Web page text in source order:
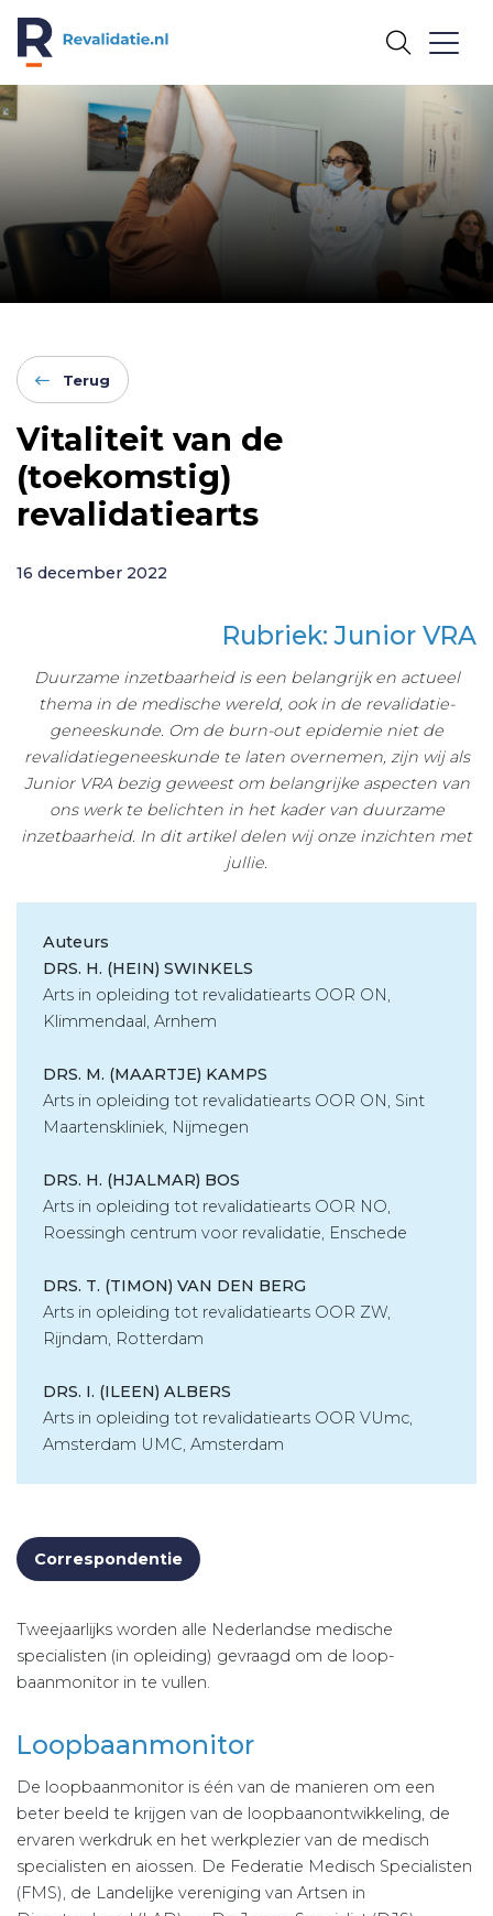
REVALIDATIE.NL
Terug
Vitaliteit van de
(toekomstig)
revalidatiearts
16 december 2022
Rubriek: Junior VRA
Duurzame inzetbaarheid is een belangrijk en actueel
thema in de medische wereld, ook in de revalidatie­
geneeskunde. Om de burn-out epidemie niet de
revalidatiegeneeskunde te laten overnemen, zijn wij als
Junior VRA bezig geweest om belangrijke aspecten van
ons werk te belichten in het kader van duurzame
inzetbaarheid. In dit artikel delen wij onze inzichten met
jullie.
Auteurs
DRS. H. (HEIN) SWINKELS
Arts in opleiding tot revalidatiearts OOR ON,
Klimmendaal, Arnhem
DRS. M. (MAARTJE) KAMPS
Arts in opleiding tot revalidatiearts OOR ON, Sint
Maartenskliniek, Nijmegen
DRS. H. (HJALMAR) BOS
Arts in opleiding tot revalidatiearts OOR NO,
Roessingh centrum voor revalidatie, Enschede
DRS. T. (TIMON) VAN DEN BERG
Arts in opleiding tot revalidatiearts OOR ZW,
Rijndam, Rotterdam
DRS. I. (ILEEN) ALBERS
Arts in opleiding tot revalidatiearts OOR VUmc,
Amsterdam UMC, Amsterdam
Correspondentie
Tweejaarlijks worden alle Nederlandse medische
specialisten (in opleiding) gevraagd om de loop­
baanmonitor in te vullen.
Loopbaanmonitor
De loopbaanmonitor is één van de manieren om een
beter beeld te krijgen van de loopbaanontwikkeling, de
ervaren werkdruk en het werkplezier van de medisch
specialisten en aiossen. De Federatie Medisch Specialisten
(FMS), de Landelijke vereniging van Artsen in